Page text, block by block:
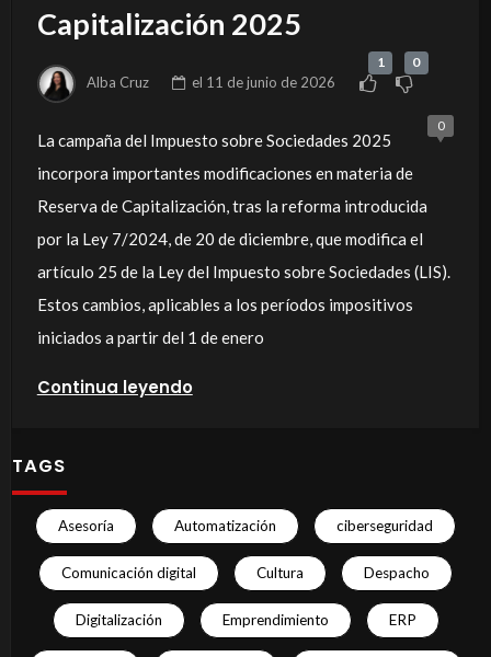
Capitalización 2025
Alba Cruz el 11 de junio de 2026
1 0
0
La campaña del Impuesto sobre Sociedades 2025
incorpora importantes modificaciones en materia de
Reserva de Capitalización, tras la reforma introducida
por la Ley 7/2024, de 20 de diciembre, que modifica el
artículo 25 de la Ley del Impuesto sobre Sociedades (LIS).
Estos cambios, aplicables a los períodos impositivos
iniciados a partir del 1 de enero
Continua leyendo
TAGS
Asesoría Automatización ciberseguridad
Comunicación digital Cultura Despacho
Digitalización Emprendimiento ERP